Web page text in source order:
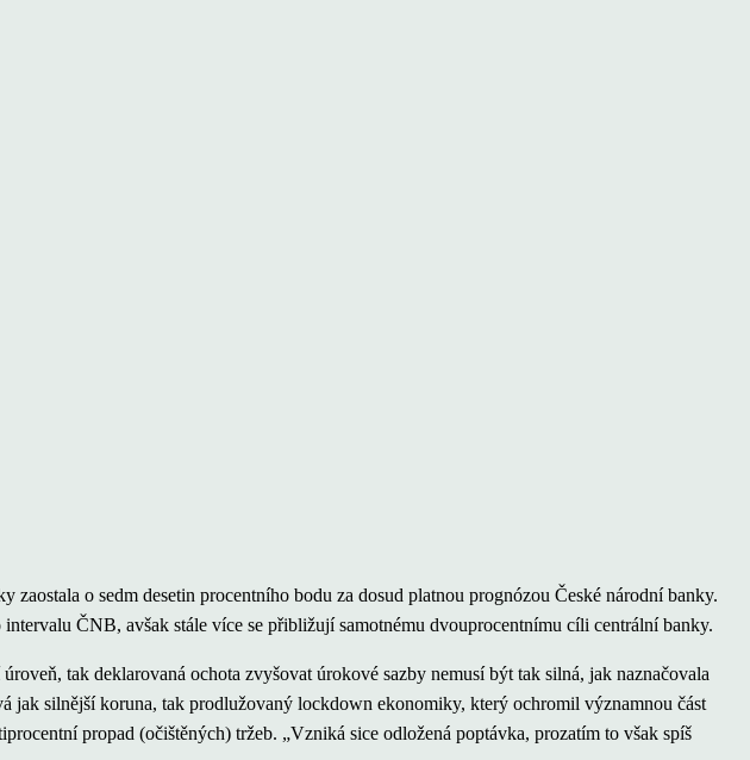
o sedm desetin procentního bodu za dosud platnou prognózou České národní banky.
ČNB, avšak stále více se přibližují samotnému dvouprocentnímu cíli centrální banky.
tak deklarovaná ochota zvyšovat úrokové sazby nemusí být tak silná, jak naznačovala
jak silnější koruna, tak prodlužovaný lockdown ekonomiky, který ochromil významnou část
propad (očištěných) tržeb. „Vzniká sice odložená poptávka, prozatím to však spíš